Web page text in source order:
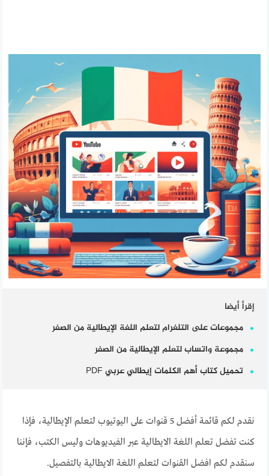
إقرأ أيضا
مجموعات على التلغرام لتعلم اللغة الإيطالية من الصفر
مجموعة واتساب لتعلم الإيطالية من الصفر
تحميل كتاب أهم الكلمات إيطالي عربي PDF
نقدم لكم قائمة أفضل 5 قنوات على اليوتيوب لتعلم الإيطالية، فإذا
كنت تفضل تعلم اللغة الايطالية عبر الفيديوهات وليس الكتب، فإننا
سنقدم لكم افضل القنوات لتعلم اللغة الايطالية بالتفصيل.